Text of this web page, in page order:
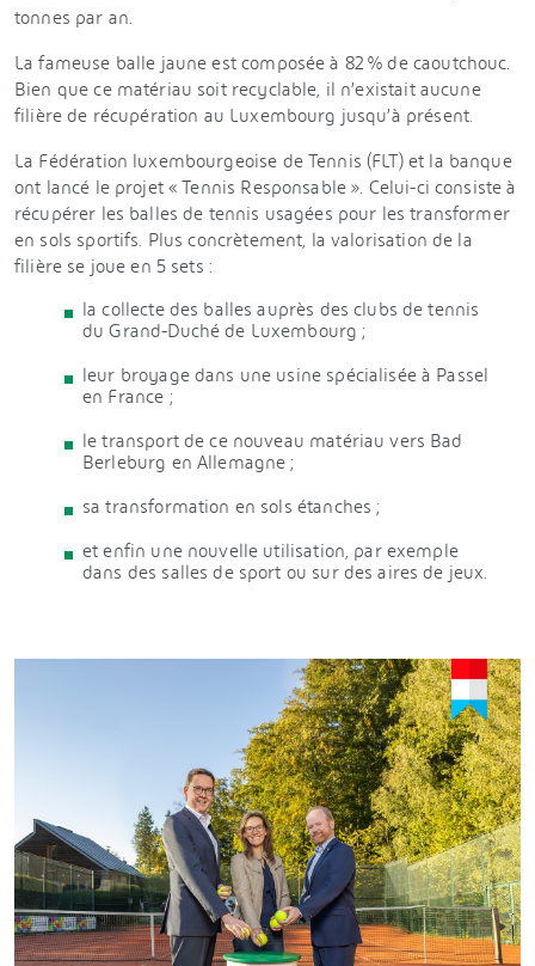
tonnes par an.
La fameuse balle jaune est composée à 82 % de caoutchouc.
Bien que ce matériau soit recyclable, il n’existait aucune
filière de récupération au Luxembourg jusqu’à présent.
La Fédération luxembourgeoise de Tennis (FLT) et la banque
ont lancé le projet « Tennis Responsable ». Celui-ci consiste à
récupérer les balles de tennis usagées pour les transformer
en sols sportifs. Plus concrètement, la valorisation de la
filière se joue en 5 sets :
la collecte des balles auprès des clubs de tennis
du Grand-Duché de Luxembourg ;
leur broyage dans une usine spécialisée à Passel
en France ;
le transport de ce nouveau matériau vers Bad
Berleburg en Allemagne ;
sa transformation en sols étanches ;
et enfin une nouvelle utilisation, par exemple
dans des salles de sport ou sur des aires de jeux.